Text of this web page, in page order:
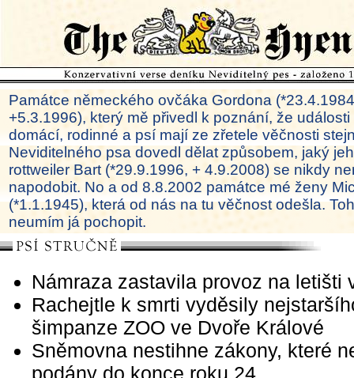
Památce německého ovčáka Gordona
+5.3.1996), který mě přivedl k poznání, že
domácí, rodinné a psí mají ze zřetele věčnosti
Neviditelného psa dovedl dělat způsobem, jaký
rottweiler Bart (*29.9.1996, + 4.9.2008) se nikdy
napodobit. No a od 8.8.2002 památce mé ženy
(*1.1.1945), která od nás na tu věčnost odešla.
neumím já pochopit.
Námraza zastavila provoz na letišti
Rachejtle k smrti vyděsily
šimpanze ZOO ve Dvoře Králové
Sněmovna nestihne zákony, které
podány do konce roku 24